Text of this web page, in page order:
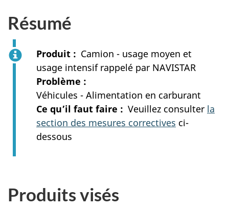
Résumé
Produit
Camion - usage moyen et
usage intensif rappelé par NAVISTAR
Problème
Véhicules - Alimentation en carburant
Ce qu’il faut faire
Veuillez consulter la
section des mesures correctives ci-
dessous
Produits visés